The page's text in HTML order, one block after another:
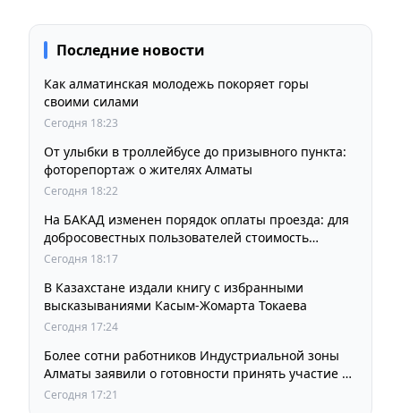
Последние новости
Как алматинская молодежь покоряет горы
своими силами
Сегодня 18:23
От улыбки в троллейбусе до призывного пункта:
фоторепортаж о жителях Алматы
Сегодня 18:22
На БАКАД изменен порядок оплаты проезда: для
добросовестных пользователей стоимость
остается прежней
Сегодня 18:17
В Казахстане издали книгу с избранными
высказываниями Касым-Жомарта Токаева
Сегодня 17:24
Более сотни работников Индустриальной зоны
Алматы заявили о готовности принять участие в
выборах членов Курылтая
Сегодня 17:21